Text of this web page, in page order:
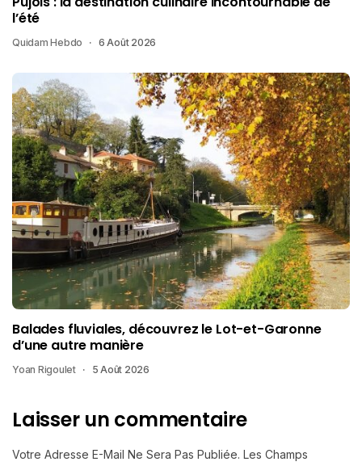
l’été
Quidam Hebdo 6 Août 2026
Balades fluviales, découvrez le Lot-et-Garonne
d’une autre manière
Yoan Rigoulet 5 Août 2026
Laisser un commentaire
Votre Adresse E-Mail Ne Sera Pas Publiée. Les Champs